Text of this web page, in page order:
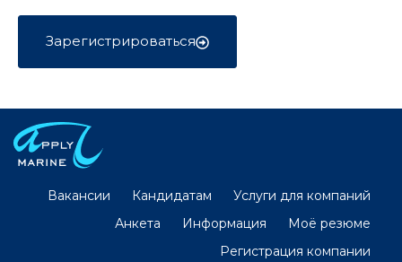
Зарегистрироваться
Вакансии Кандидатам
Услуги для компаний
Анкета
Информация
Моё резюме
Регистрация компании